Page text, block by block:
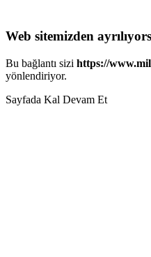
Web sitemizden
Bu bağlantı sizi https://
yönlendiriyor.
Sayfada Kal Devam Et